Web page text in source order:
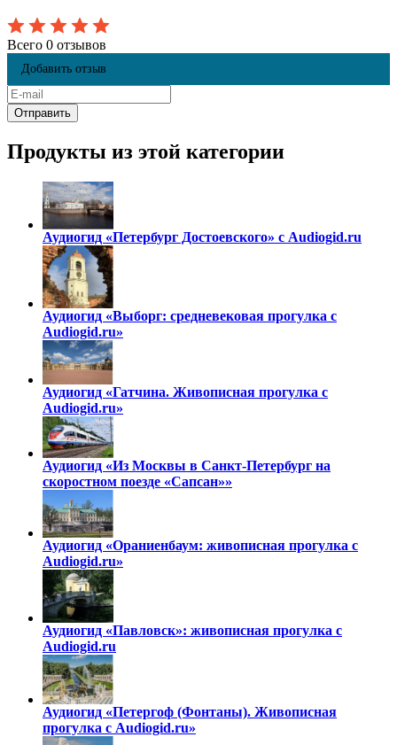
Всего 0 отзывов
Добавить отзыв
Продукты из этой категории
Аудиогид «Петербург Достоевского» с Audiogid.ru
Аудиогид «Выборг: средневековая прогулка с
Audiogid.ru»
Аудиогид «Гатчина. Живописная прогулка с
Audiogid.ru»
Аудиогид «Из Москвы в Санкт-Петербург на
скоростном поезде «Сапсан»»
Аудиогид «Ораниенбаум: живописная прогулка с
Audiogid.ru»
Аудиогид «Павловск»: живописная прогулка с
Audiogid.ru
Аудиогид «Петергоф (Фонтаны). Живописная
прогулка с Audiogid.ru»